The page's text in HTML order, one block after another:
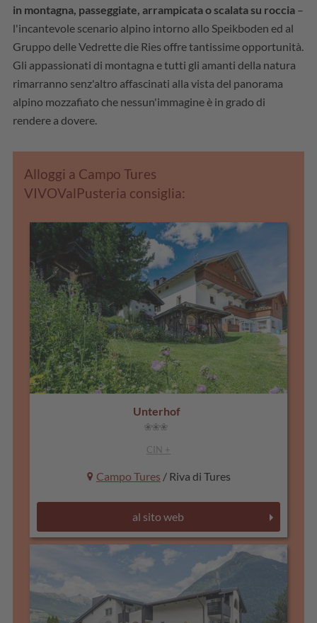
in montagna, passeggiate, arrampicata o scalata su roccia –
l'incantevole scenario alpino intorno allo Speikboden ed al
Gruppo delle Vedrette die Ries offre tantissime opportunità.
Gli appassionati di montagna e tutti gli amanti della natura
rimarranno senz'altro affascinati alla vista del panorama
alpino mozzafiato che nessun'immagine è in grado di
rendere a dovere.
Alloggi a Campo Tures
VIVOValPusteria consiglia:
Unterhof
CIN +
Campo Tures / Riva di Tures
al sito web